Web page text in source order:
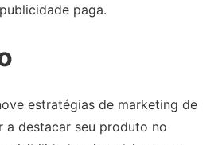
paga.
estratégias de marketing de
a destacar seu produto no